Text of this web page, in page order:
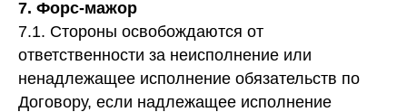
7. Форс-мажор
7.1. Стороны освобождаются от
ответственности за неисполнение или
ненадлежащее исполнение обязательств по
Договору, если надлежащее исполнение